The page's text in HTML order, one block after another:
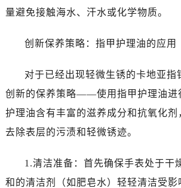
量避免接触海水、汗水或化学物质。
创新保养策略：指甲护理油的应用
对于已经出现轻微生锈的卡地亚指
创新的保养策略——使用指甲护理油进
护理油含有丰富的滋养成分和抗氧化
去除表层的污渍和轻微锈迹。
1.清洁准备：首先确保手表处于干
和的清洁剂（如肥皂水）轻轻清洁受影